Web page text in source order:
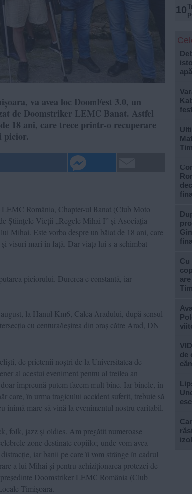
va avea loc DoomFest 3.0, un
de Doomstriker LEMC Banat. Astfel
18 ani, care trece printr-o recuperare
picior.
România, Chapter-ul Banat (Club Moto
Științele Vieții „Regele Mihai I” și Asociația
Mihai. Este vorba despre un băiat de 18 ani, care
visuri mari în față. Dar viața lui s-a schimbat
piciorului. Durerea e constantă, iar
la Hanul Km6, Calea Aradului, după sensul
cu centura/ieșirea din oraș către Arad, DN
de prietenii noștri de la Universitatea de
al acestui eveniment pentru al treilea an
împreună putem facem mult bine. Iar binele, în
care, în urma tragicului accident suferit, trebuie să
inimă mare să vină la evenimentul nostru caritabil.
folk, jazz și oldies. Am pregătit numeroase
zone destinate copiilor, unde vom avea
iar banii pe care îi vom strânge în cadrul
a lui Mihai și pentru achiziționarea protezei de
Doomstriker LEMC România (Club
Timișoara.
10
apă
Cu
de